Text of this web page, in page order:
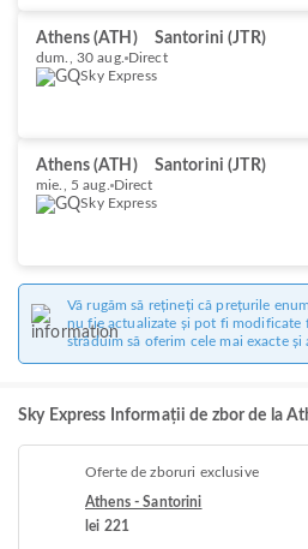
Athens (ATH) Santorini (JTR)
dum., 30 aug. Direct
Sky Express
Athens (ATH) Santorini (JTR)
mie., 5 aug. Direct
Sky Express
Vă rugăm să rețineți că prețurile
nu fie actualizate și pot fi modificate
străduim să oferim cele mai exacte și
Sky Express Informații de zbor de la
Oferte de zboruri exclusive
Athens - Santorini
lei 221